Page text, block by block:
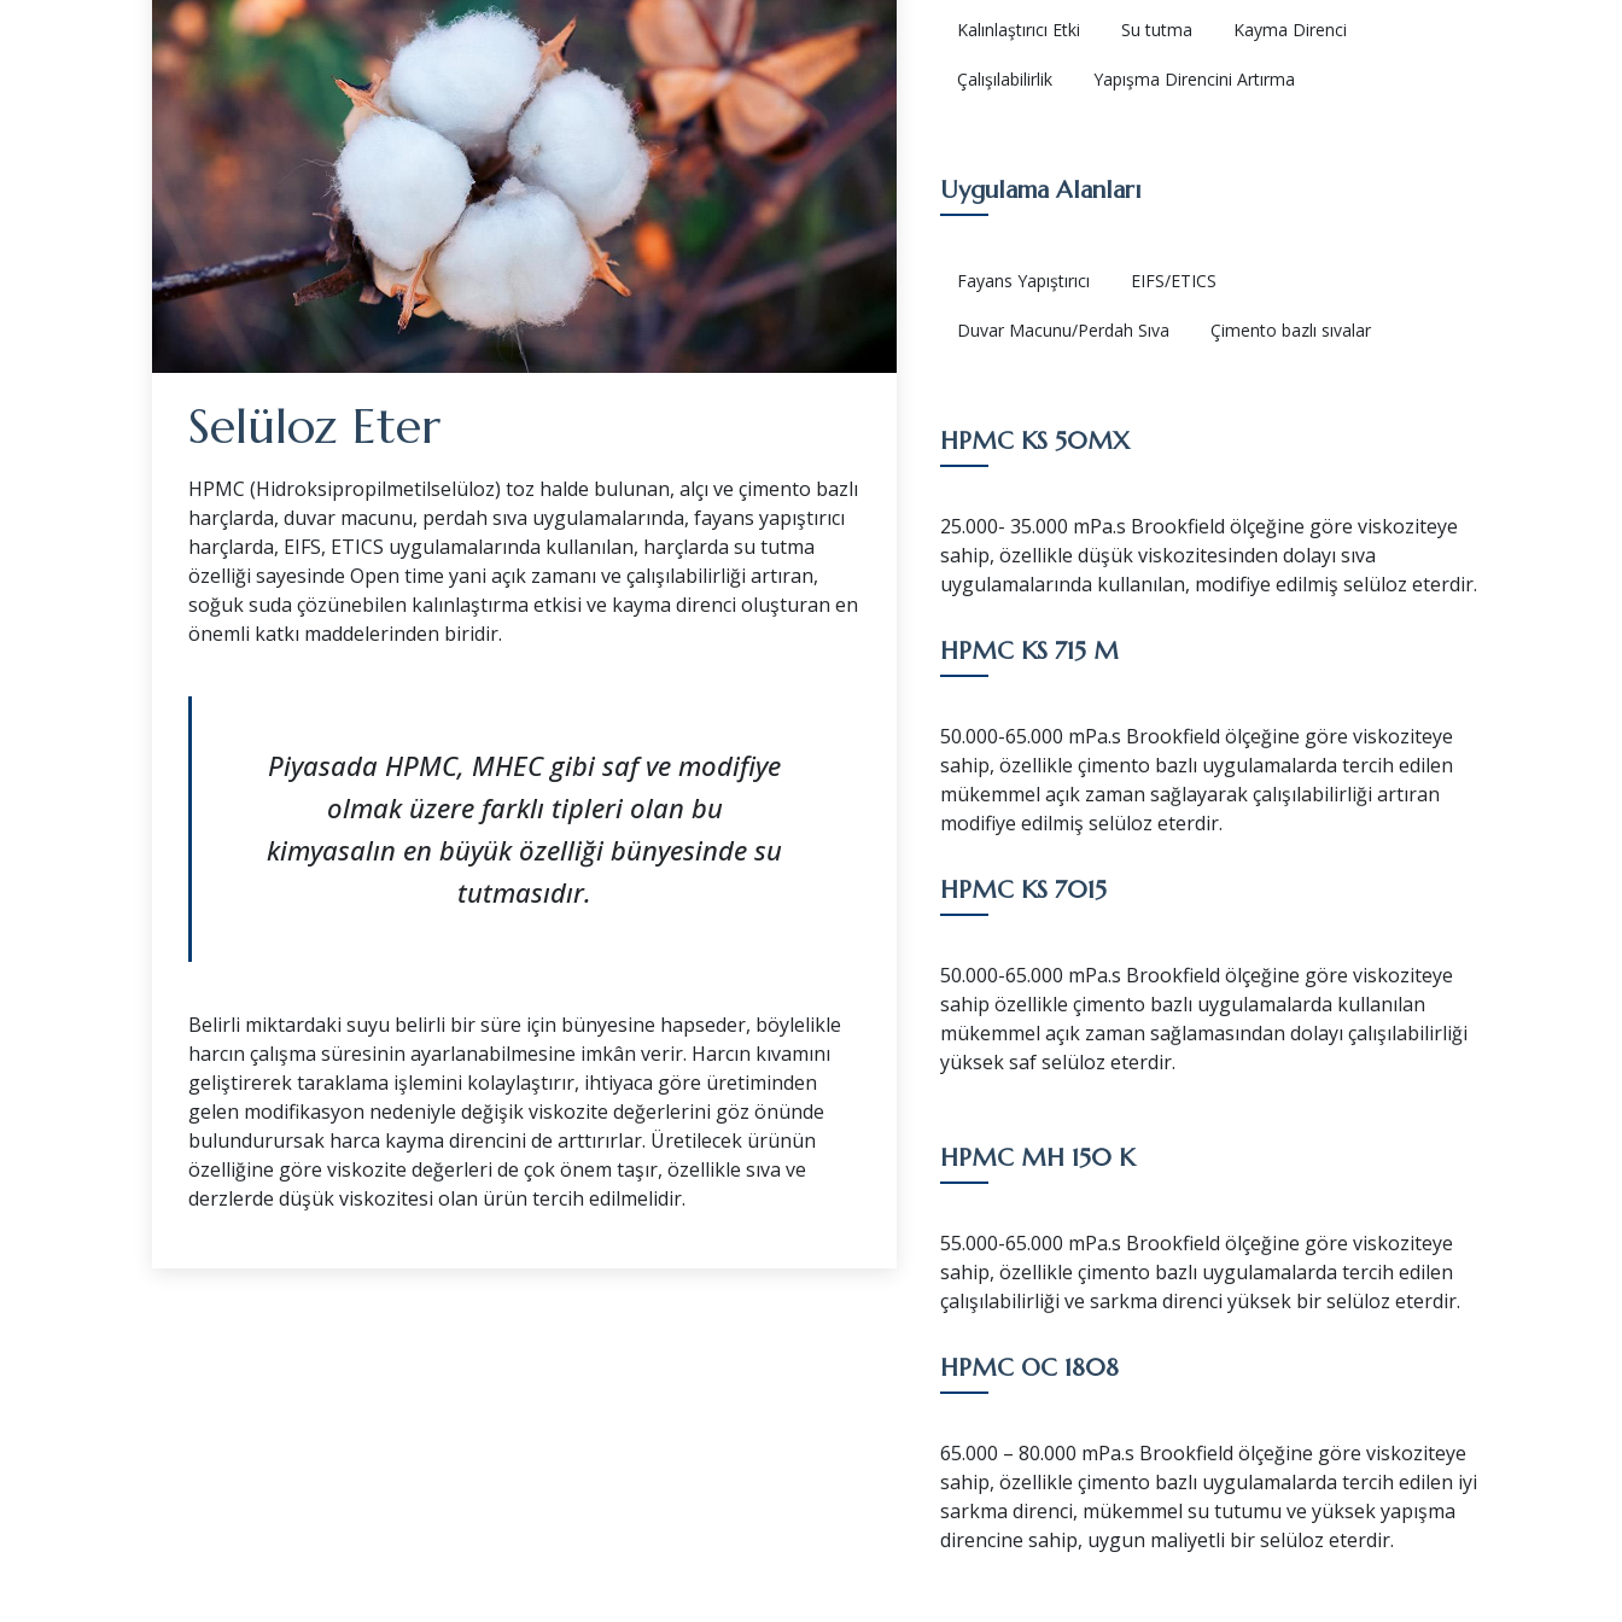
Selüloz Eter
HPMC (Hidroksipropilmetilselüloz) toz halde bulunan, alçı ve çimento bazlı
harçlarda, duvar macunu, perdah sıva uygulamalarında, fayans yapıştırıcı
harçlarda, EIFS, ETICS uygulamalarında kullanılan, harçlarda su tutma
özelliği sayesinde Open time yani açık zamanı ve çalışılabilirliği artıran,
soğuk suda çözünebilen kalınlaştırma etkisi ve kayma direnci oluşturan en
önemli katkı maddelerinden biridir.
Piyasada HPMC, MHEC gibi saf ve modifiye
olmak üzere farklı tipleri olan bu
kimyasalın en büyük özelliği bünyesinde su
tutmasıdır.
Belirli miktardaki suyu belirli bir süre için bünyesine hapseder, böylelikle
harcın çalışma süresinin ayarlanabilmesine imkân verir. Harcın kıvamını
geliştirerek taraklama işlemini kolaylaştırır, ihtiyaca göre üretiminden
gelen modifikasyon nedeniyle değişik viskozite değerlerini göz önünde
bulundurursak harca kayma direncini de arttırırlar. Üretilecek ürünün
özelliğine göre viskozite değerleri de çok önem taşır, özellikle sıva ve
derzlerde düşük viskozitesi olan ürün tercih edilmelidir.
Kalınlaştırıcı Etki Su tutma Kayma Direnci
Çalışılabilirlik Yapışma Direncini Artırma
Uygulama Alanları
Fayans Yapıştırıcı EIFS/ETICS
Duvar Macunu/Perdah Sıva Çimento bazlı sıvalar
HPMC KS 50MX
25.000- 35.000 mPa.s Brookfield ölçeğine göre viskoziteye
sahip, özellikle düşük viskozitesinden dolayı sıva
uygulamalarında kullanılan, modifiye edilmiş selüloz eterdir.
HPMC KS 715 M
50.000-65.000 mPa.s Brookfield ölçeğine göre viskoziteye
sahip, özellikle çimento bazlı uygulamalarda tercih edilen
mükemmel açık zaman sağlayarak çalışılabilirliği artıran
modifiye edilmiş selüloz eterdir.
HPMC KS 7015
50.000-65.000 mPa.s Brookfield ölçeğine göre viskoziteye
sahip özellikle çimento bazlı uygulamalarda kullanılan
mükemmel açık zaman sağlamasından dolayı çalışılabilirliği
yüksek saf selüloz eterdir.
HPMC MH 150 K
55.000-65.000 mPa.s Brookfield ölçeğine göre viskoziteye
sahip, özellikle çimento bazlı uygulamalarda tercih edilen
çalışılabilirliği ve sarkma direnci yüksek bir selüloz eterdir.
HPMC OC 1808
65.000 – 80.000 mPa.s Brookfield ölçeğine göre viskoziteye
sahip, özellikle çimento bazlı uygulamalarda tercih edilen iyi
sarkma direnci, mükemmel su tutumu ve yüksek yapışma
direncine sahip, uygun maliyetli bir selüloz eterdir.